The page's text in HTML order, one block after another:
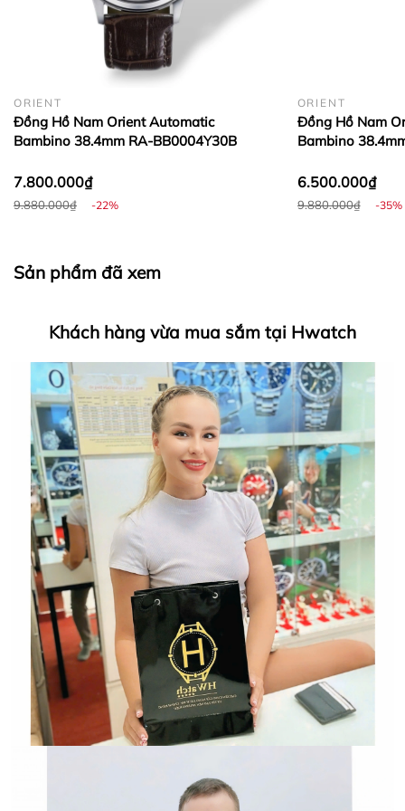
Đồng Hồ Chính Hãng
Đồng Hồ Chính Hãng
Hwatch Chuyên Nhập khẩu Và Phân Phối Các Loại
Đồng Hồ Chính Hãng
Trường hợp không chấp
nhận đổi hoặc trả sản
ORIENT
Đồng Hồ Nam Orient Automatic
Bambino 38.4mm RA-BB0004Y30B
7.800.000₫
9.880.000₫ -22%
ORIENT
Đồng Hồ Nam
Bambino
6.500.000₫
9.880.000₫ -35%
Sản phẩm đã xem
Khách hàng vừa mua sắm tại Hwatch